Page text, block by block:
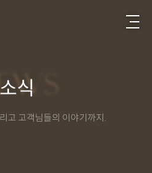
NEWS
소식
고 고객님들의 이야기까지.